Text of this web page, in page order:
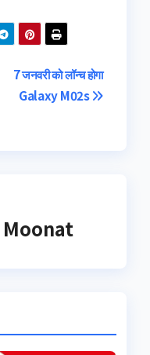
7 जनवरी को लॉन्च होगा
Galaxy M02s
Moonat